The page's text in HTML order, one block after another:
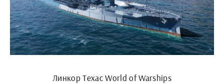
Линкор Техас World of Warships